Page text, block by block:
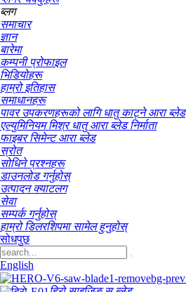
ब्लग
समाचार
ज्ञान
बारेमा
कम्पनी प्रोफाइल
भिडियोहरू
हाम्रो इतिहास
समाधानहरू
पावर उपकरणहरूको लागि धातु काट्ने आरा ब्लेड
एल्युमिनियम मिश्र धातु आरा ब्लेड निर्माता
फाइबर सिमेन्ट आरा ब्लेड
स्रोत
सोधिने प्रश्नहरू
डाउनलोड गर्नुहोस्
उत्पादन क्याटलग
सेवा
सम्पर्क गर्नुहोस्
हाम्रो डिलरशिपमा सामेल हुनुहोस्
सोधपुछ
English